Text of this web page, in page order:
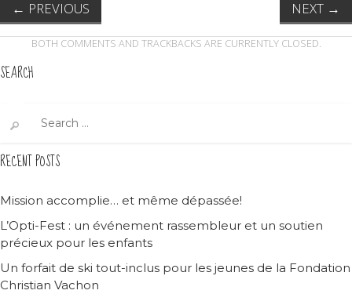
← PREVIOUS NEXT →
BOTH COMMENTS AND TRACKBACKS ARE CURRENTLY CLOSED.
SEARCH
for:
RECENT POSTS
Mission accomplie… et même dépassée!
L’Opti-Fest : un événement rassembleur et un soutien
précieux pour les enfants
Un forfait de ski tout-inclus pour les jeunes de la Fondation
Christian Vachon